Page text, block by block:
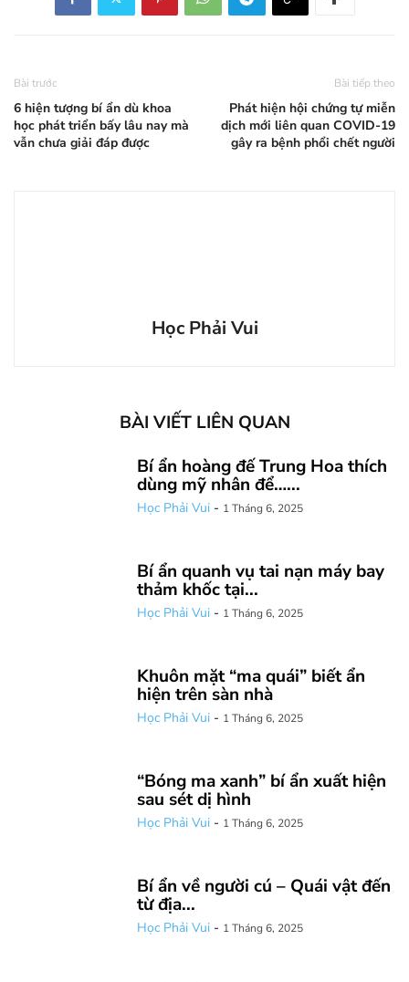
Bài trước
6 hiện tượng bí ẩn dù khoa
học phát triển bấy lâu nay mà
vẫn chưa giải đáp được
Bài tiếp theo
Phát hiện hội chứng tự miễn
dịch mới liên quan COVID-19
gây ra bệnh phổi chết người
Học Phải Vui
BÀI VIẾT LIÊN QUAN
Bí ẩn hoàng đế Trung Hoa thích
dùng mỹ nhân để…...
Học Phải Vui - 1 Tháng 6, 2025
Bí ẩn quanh vụ tai nạn máy bay
thảm khốc tại...
Học Phải Vui - 1 Tháng 6, 2025
Khuôn mặt “ma quái” biết ẩn
hiện trên sàn nhà
Học Phải Vui - 1 Tháng 6, 2025
“Bóng ma xanh” bí ẩn xuất hiện
sau sét dị hình
Học Phải Vui - 1 Tháng 6, 2025
Bí ẩn về người cú – Quái vật đến
từ địa...
Học Phải Vui - 1 Tháng 6, 2025